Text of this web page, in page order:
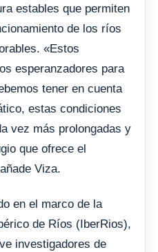
estables que permiten
de los ríos
«Estos
esperanzadores para
tener en cuenta
estas condiciones
vez más prolongadas y
que ofrece el
Viza.
en el marco de la
de Ríos (IberRios),
investigadores de